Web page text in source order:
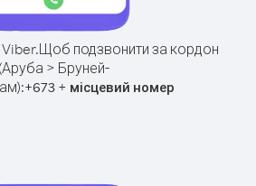
Щоб подзвонити за кордон
(Аруба > Бруней-
+673+ місцевий номер